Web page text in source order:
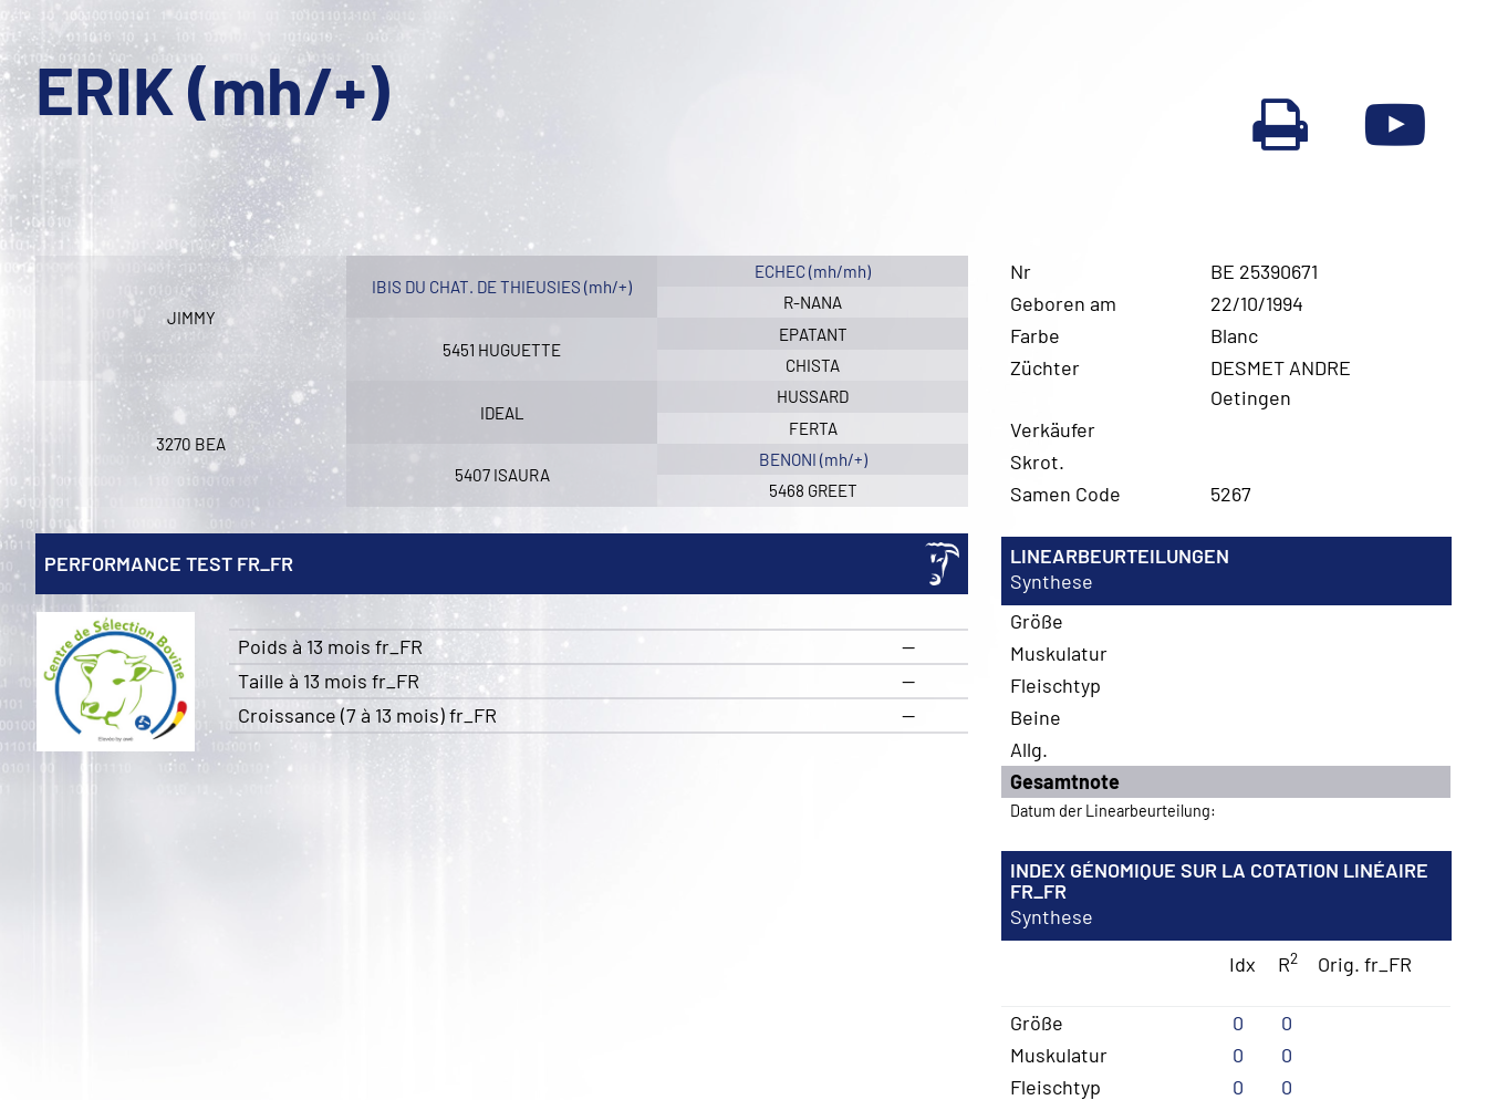
ERIK (mh/+)
JIMMY
IBIS DU CHAT. DE THIEUSIES (mh/+)
5451 HUGUETTE
ECHEC (mh/mh)
R-NANA
EPATANT
CHISTA
3270 BEA
IDEAL
5407 ISAURA
HUSSARD
FERTA
BENONI (mh/+)
5468 GREET
PERFORMANCE TEST FR_FR
Poids à 13 mois fr_FR
—
Taille à 13 mois fr_FR
—
Croissance (7 à 13 mois) fr_FR
—
Nr
BE 25390671
Geboren am
22/10/1994
Farbe
Blanc
Züchter
DESMET ANDRE
Oetingen
Verkäufer
Skrot.
Samen Code
5267
LINEARBEURTEILUNGEN
Synthese
Größe
Muskulatur
Fleischtyp
Beine
Allg.
Gesamtnote
Datum der Linearbeurteilung:
INDEX GÉNOMIQUE SUR LA COTATION LINÉAIRE
FR_FR
Synthese
Idx
R2 Orig. fr_FR
Größe 0
0
Muskulatur
0
0
Fleischtyp
0
0